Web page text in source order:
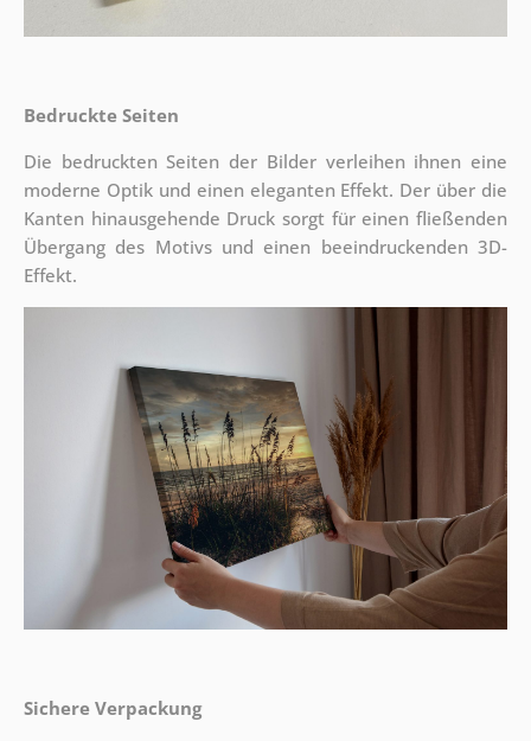
Bedruckte Seiten
Die bedruckten Seiten der Bilder verleihen ihnen eine
moderne Optik und einen eleganten Effekt. Der über die
Kanten hinausgehende Druck sorgt für einen fließenden
Übergang des Motivs und einen beeindruckenden 3D-
Effekt.
Sichere Verpackung